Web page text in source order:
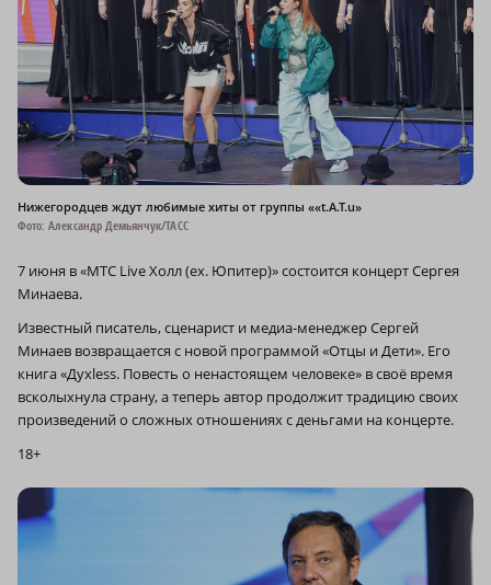
Нижегородцев ждут любимые хиты от группы ««t.A.T.u»
Фото: Александр Демьянчук/ТАСС
7 июня в «МТС Live Холл (ex. Юпитер)» состоится концерт Сергея
Минаева.
Известный писатель, сценарист и медиа-менеджер Сергей
Минаев возвращается с новой программой «Отцы и Дети». Его
книга «Дyxless. Повесть о ненастоящем человеке» в своё время
всколыхнула страну, а теперь автор продолжит традицию своих
произведений о сложных отношениях с деньгами на концерте.
18+